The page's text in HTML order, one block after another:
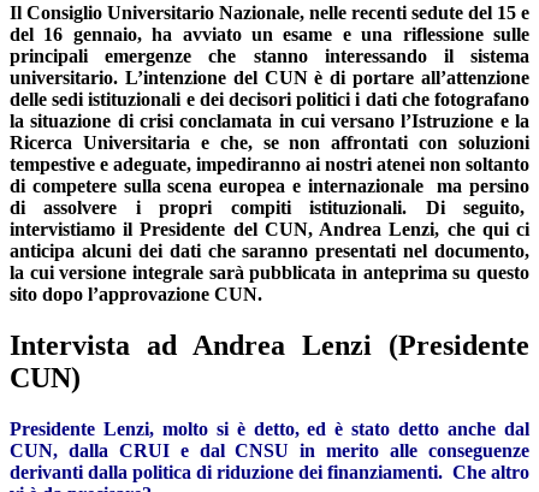
Il Consiglio Universitario Nazionale, nelle recenti sedute del 15 e
del 16 gennaio, ha avviato un esame e una riflessione sulle
principali emergenze che stanno interessando il sistema
universitario. L’intenzione del CUN è di portare all’attenzione
delle sedi istituzionali e dei decisori politici i dati che fotografano
la situazione di crisi conclamata in cui versano l’Istruzione e la
Ricerca Universitaria e che, se non affrontati con soluzioni
tempestive e adeguate, impediranno ai nostri atenei non soltanto
di competere sulla scena europea e internazionale ma persino
di assolvere i propri compiti istituzionali. Di seguito,
intervistiamo il Presidente del CUN, Andrea Lenzi, che qui ci
anticipa alcuni dei dati che saranno presentati nel documento,
la cui versione integrale sarà pubblicata in anteprima su questo
sito dopo l’approvazione CUN.
Intervista ad Andrea Lenzi (Presidente
CUN)
Presidente Lenzi, molto si è detto, ed è stato detto anche dal
CUN, dalla CRUI e dal CNSU in merito alle conseguenze
derivanti dalla politica di riduzione dei finanziamenti. Che altro